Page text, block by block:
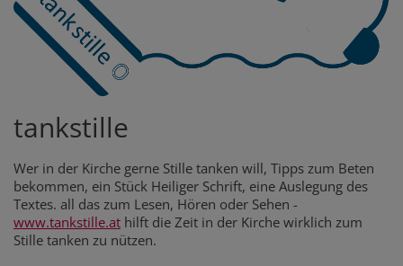
tankstille
Wer in der Kirche gerne Stille tanken will, Tipps zum Beten
bekommen, ein Stück Heiliger Schrift, eine Auslegung des
Textes. all das zum Lesen, Hören oder Sehen -
www.tankstille.at hilft die Zeit in der Kirche wirklich zum
Stille tanken zu nützen.